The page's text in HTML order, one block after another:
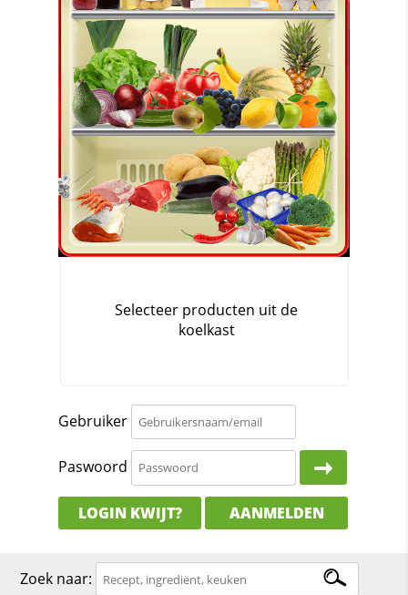
Gebruiker
Paswoord
LOGIN KWIJT? AANMELDEN
Zoek naar: